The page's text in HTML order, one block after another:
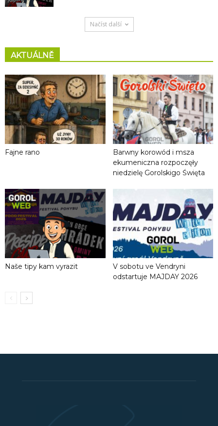
Načíst další
AKTUÁLNĚ
Fajne rano
Barwny korowód i msza
ekumeniczna rozpoczęły
niedzielę Gorolskigo Święta
Naše tipy kam vyrazit
V sobotu ve Vendryni
odstartuje MAJDAY 2026